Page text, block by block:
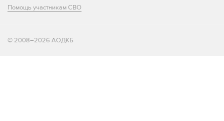
Помощь участникам СВО
© 2008–2026 АОДКБ